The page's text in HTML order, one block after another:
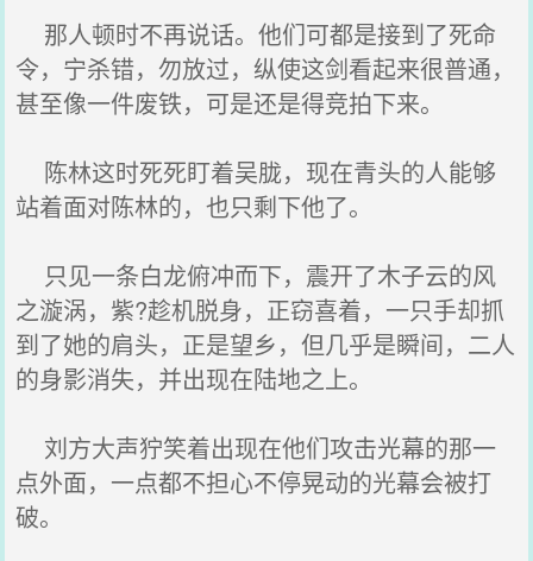
那人顿时不再说话。他们可都是接到了死命
令，宁杀错，勿放过，纵使这剑看起来很普通，
甚至像一件废铁，可是还是得竞拍下来。
陈林这时死死盯着吴胧，现在青头的人能够
站着面对陈林的，也只剩下他了。
只见一条白龙俯冲而下，震开了木子云的风
之漩涡，紫?趁机脱身，正窃喜着，一只手却抓
到了她的肩头，正是望乡，但几乎是瞬间，二人
的身影消失，并出现在陆地之上。
刘方大声狞笑着出现在他们攻击光幕的那一
点外面，一点都不担心不停晃动的光幕会被打
破。